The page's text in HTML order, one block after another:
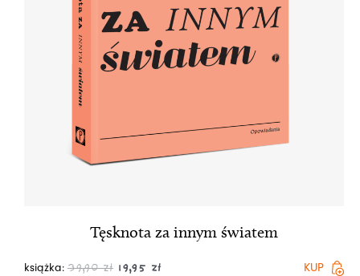
Tęsknota za innym światem
książka: 39,90zł 19,95 zł
KUP